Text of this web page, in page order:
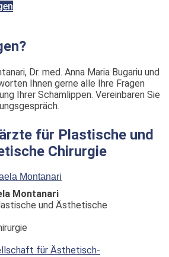
Dr. med. Anna Maria Bugariu und
Ihnen gerne alle Ihre Fragen
Ihrer Schamlippen. Vereinbaren Sie
für Plastische und
Chirurgie
Montanari
und Ästhetische
für Ästhetisch-